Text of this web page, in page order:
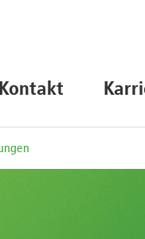
Kontakt